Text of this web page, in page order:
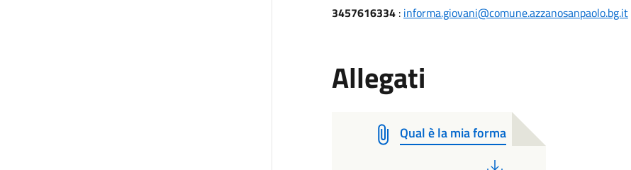
3457616334: informa.giovani@comune.azzanosanpaolo.bg.it
Allegati
Qual è la mia forma